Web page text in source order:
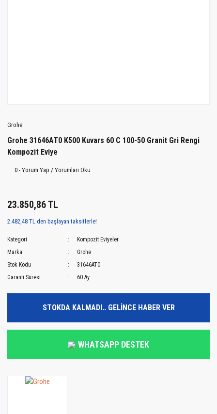
Grohe
Grohe 31646AT0 K500 Kuvars 60 C 100-50 Granit Gri Rengi
Kompozit Eviye
0 - Yorum Yap / Yorumları Oku
23.850,86 TL
2.482,48 TL den başlayan taksitlerle!
Kategori
Kompozit Eviyeler
Marka
Grohe
Stok Kodu
31646AT0
Garanti Süresi
60 Ay
STOKDA KALMADI.. GELİNCE HABER VER
WHATSAPP DESTEK